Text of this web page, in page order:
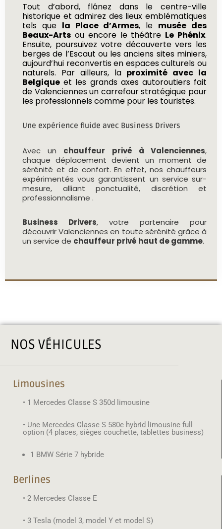
Tout d’abord, flânez dans le centre-ville
historique et admirez des lieux emblématiques
tels que la Place d’Armes, le musée des
Beaux-Arts ou encore le théâtre Le Phénix.
Ensuite, poursuivez votre découverte vers les
berges de l’Escaut ou les anciens sites miniers,
aujourd’hui reconvertis en espaces culturels ou
naturels. Par ailleurs, la proximité avec la
Belgique et les grands axes autoroutiers fait
de Valenciennes un carrefour stratégique pour
les professionnels comme pour les touristes.
Une expérience fluide avec Business Drivers
Avec un chauffeur privé à Valenciennes,
chaque déplacement devient un moment de
sérénité et de confort. En effet, nos chauffeurs
expérimentés vous garantissent un service sur-
mesure, alliant ponctualité, discrétion et
professionnalisme .
Business Drivers, votre partenaire pour
découvrir Valenciennes en toute sérénité grâce à
un service de chauffeur privé haut de gamme.
NOS VÉHICULES
Limousines
• 1 Mercedes Classe S 350d limousine
• Une Mercedes Classe S 580e hybrid limousine full
option (4 places, sièges couchette, tablettes business)
1 BMW Série 7 hybride
Berlines
• 2 Mercedes Classe E
• 3 Tesla (model 3, model Y et model S)